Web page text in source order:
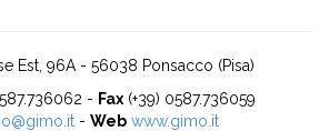
Est, 96A - 56038 Ponsacco (Pisa)
- Fax(+39) 0587.736059
- Web www.gimo.it